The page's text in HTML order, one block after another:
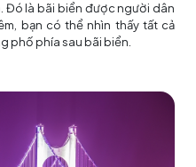
. Đó là bãi biển được người dân
bạn có thể nhìn thấy tất cả
phố phía sau bãi biển.